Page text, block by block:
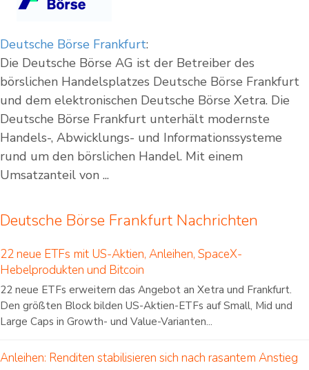
Deutsche Börse Frankfurt:
Die Deutsche Börse AG ist der Betreiber des
börslichen Handelsplatzes Deutsche Börse Frankfurt
und dem elektronischen Deutsche Börse Xetra. Die
Deutsche Börse Frankfurt unterhält modernste
Handels-, Abwicklungs- und Informationssysteme
rund um den börslichen Handel. Mit einem
Umsatzanteil von ...
Deutsche Börse Frankfurt Nachrichten
22 neue ETFs mit US-Aktien, Anleihen, SpaceX-
Hebelprodukten und Bitcoin
22 neue ETFs erweitern das Angebot an Xetra und Frankfurt.
Den größten Block bilden US-Aktien-ETFs auf Small, Mid und
Large Caps in Growth- und Value-Varianten...
Anleihen: Renditen stabilisieren sich nach rasantem Anstieg